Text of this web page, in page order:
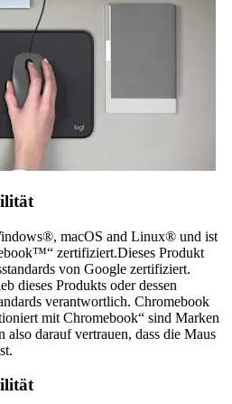
macOS and Linux® und ist
zertifiziert.Dieses Produkt
von Google zertifiziert.
dieses Produkts oder dessen
verantwortlich. Chromebook
mit Chromebook“ sind Marken
darauf vertrauen, dass die Maus